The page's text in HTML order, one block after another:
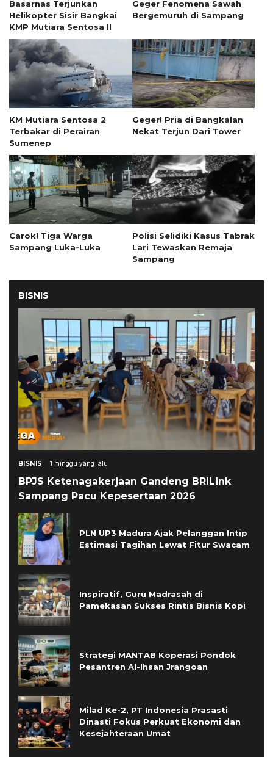
Basarnas Terjunkan
Helikopter Sisir Bangkai
KMP Mutiara Sentosa II
Geger Fenomena Sawah
Bergemuruh di Sampang
KM Mutiara Sentosa 2
Terbakar di Perairan
Sumenep
Geger! Pria di Bangkalan
Nekat Terjun Dari Tower
Carok! Tiga Warga
Sampang Luka-Luka
Polisi Selidiki Kasus Tabrak
Lari Tewaskan Remaja
Sampang
BISNIS
BISNIS 1 minggu yang lalu
BPJS Ketenagakerjaan Gandeng BRILink
Sampang Pacu Kepesertaan 2026
PLN UP3 Madura Ajak Pelanggan Intip
Estimasi Tagihan Lewat Fitur Swacam
Inspiratif, Guru Madrasah di
Pamekasan Sukses Rintis Bisnis Kopi
Strategi MANTAB Koperasi Pondok
Pesantren Al-Ihsan Jrangoan
Milad Ke-2, PT Indonesia Prasasti
Dinasti Fokus Perkuat Ekonomi dan
Kesejahteraan Umat